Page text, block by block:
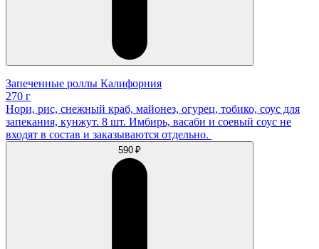
Запеченные роллы Калифорния
270 г
Нори, рис, снежный краб, майонез, огурец, тобико, соус для
запекания, кунжут. 8 шт. Имбирь, васаби и соевый соус не
входят в состав и заказываются отдельно.
590 ₽